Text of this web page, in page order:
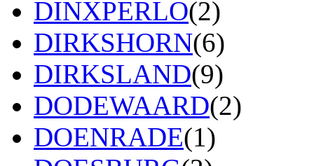
DINXPERLO(2)
DIRKSHORN(6)
DIRKSLAND(9)
DODEWAARD(2)
DOENRADE(1)